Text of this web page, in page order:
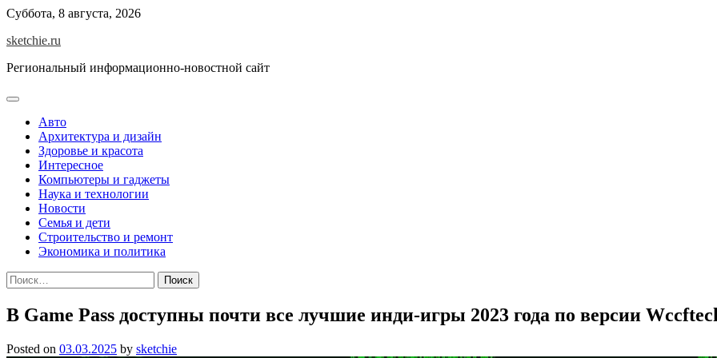
Skip
content
Суббота, 8 августа, 2026
sketchie.ru
Региональный информационно-новостной сайт
Авто
Архитектура и дизайн
Здоровье и красота
Интересное
Компьютеры и гаджеты
Наука и технологии
Новости
Семья и дети
Строительство и ремонт
Экономика и политика
Найти:
В Game Pass доступны почти все лучшие инди-игры 2023 года по версии
Posted on 03.03.2025 by sketchie